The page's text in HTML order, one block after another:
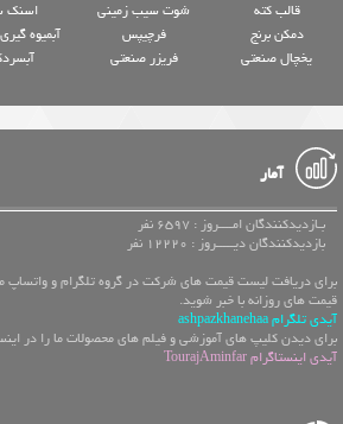
قالب کته
دمکن برنج
یخچال صنعتی
شوت سیب زمینی
فرچیپس
فریزر صنعتی
اسنک
آبمیوه
آمار
بـازدیدکنندگان امــــروز : 6597 نفر
بازدیدکنندگان دیـــــروز : 12220 نفر
برای دریافت لیست قیمت های شرکت در گروه تلگرام و واتساپ
قیمت های روزانه با خبر شوید.
آیدی تلگرام ashpazkhanehaa
برای دیدن کلیپ های آموزشی و فیلم های محصولات ما را در
آیدی اینستاگرام TourajAminfar